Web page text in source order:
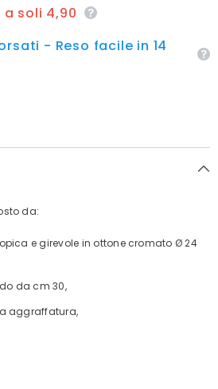
soli 4,90
- Reso facile in 14
da:
e girevole in ottone cromato Ø 24
da cm 30,
aggraffatura,